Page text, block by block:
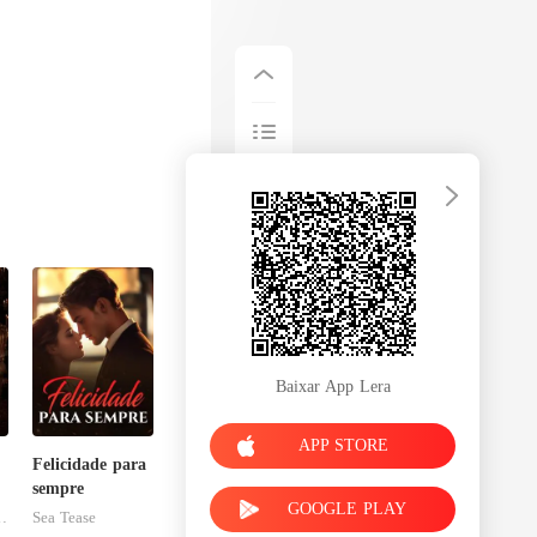
Felicidade para
sempre
Sea Tease
Baixar App Lera
APP STORE
GOOGLE PLAY